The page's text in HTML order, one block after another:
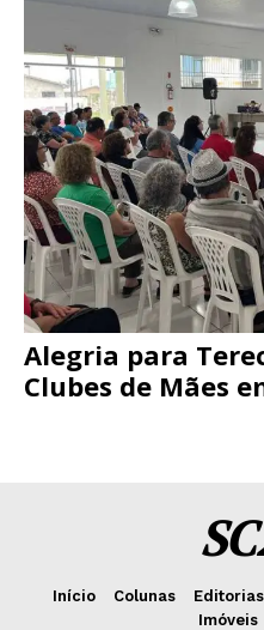
Alegria para
Clubes de Mães
Início Colunas Editorias
Imóveis